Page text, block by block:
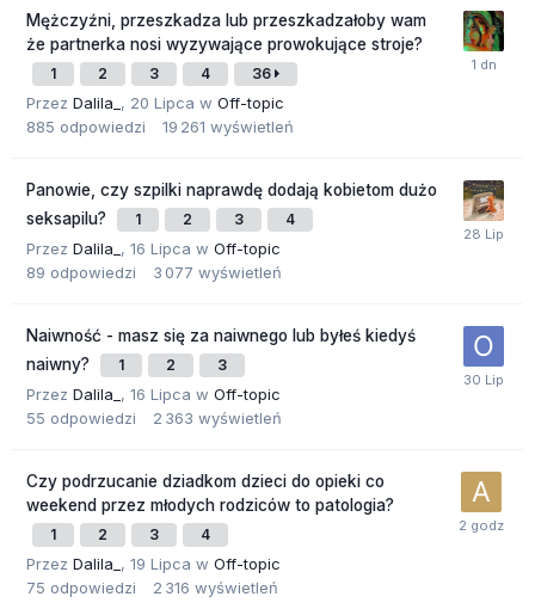
Mężczyźni, przeszkadza lub przeszkadzałoby wam
że partnerka nosi wyzywające prowokujące stroje?
1 2 3 4 36
Przez Dalila_ , 20 Lipca w Off-topic
885 odpowiedzi 19 261 wyświetleń
Panowie, czy szpilki naprawdę dodają kobietom dużo
seksapilu?
1 2 3 4
Przez Dalila_ , 16 Lipca w Off-topic
89 odpowiedzi 3 077 wyświetleń
Naiwność - masz się za naiwnego lub byłeś kiedyś
naiwny?
1 2 3
Przez Dalila_ , 16 Lipca w Off-topic
55 odpowiedzi 2 363 wyświetleń
Czy podrzucanie dziadkom dzieci do opieki co
weekend przez młodych rodziców to patologia?
1 2 3 4
Przez Dalila_ , 19 Lipca w Off-topic
75 odpowiedzi 2 316 wyświetleń